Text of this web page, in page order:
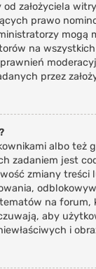
założyciela
prawo
mogą
na
przez
albo też
zadaniem jest
zmiany treści
na forum,
aby
i